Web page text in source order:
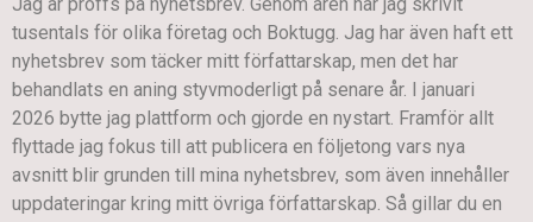
Jag är proffs på nyhetsbrev. Genom åren har jag skrivit
tusentals för olika företag och Boktugg. Jag har även haft ett
nyhetsbrev som täcker mitt författarskap, men det har
behandlats en aning styvmoderligt på senare år. I januari
2026 bytte jag plattform och gjorde en nystart. Framför allt
flyttade jag fokus till att publicera en följetong vars nya
avsnitt blir grunden till mina nyhetsbrev, som även innehåller
uppdateringar kring mitt övriga författarskap. Så gillar du en